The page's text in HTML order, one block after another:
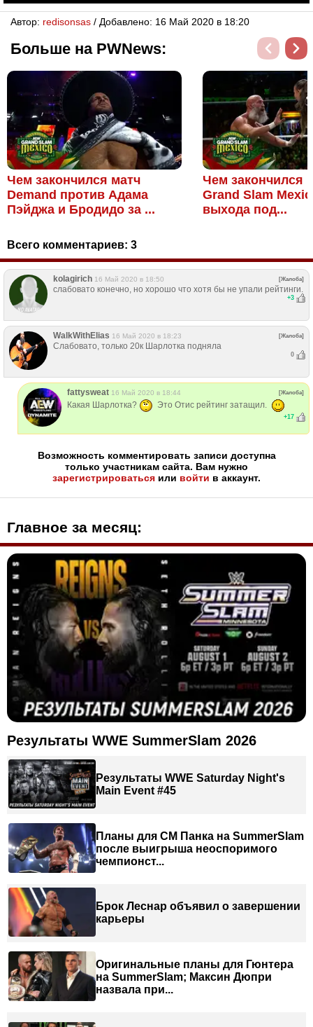
Автор: redisonsas / Добавлено: 16 Май 2020 в 18:20
Больше на PWNews:
Чем закончился матч
Demand против Адама
Пэйджа и Бродидо за ...
Чем закончился
Grand Slam
выхода под...
Всего комментариев: 3
kolagirich 16 Май 2020 в 18:50 [Жалоба]
слабовато конечно, но хорошо что хотя бы не упали рейтинги.
+3
WalkWithElias 16 Май 2020 в 18:23 [Жалоба]
Слабовато, только 20к Шарлотка подняла
0
fattysweat 16 Май 2020 в 18:44 [Жалоба]
Какая Шарлотка? Это Отис рейтинг затащил.
+17
Возможность комментировать записи доступна
только участникам сайта. Вам нужно
зарегистрироваться или войти в аккаунт.
Главное за месяц:
Результаты WWE SummerSlam 2026
Результаты WWE Saturday Night's
Main Event #45
Планы для СМ Панка на SummerSlam
после выигрыша неоспоримого
чемпионст...
Брок Леснар объявил о завершении
карьеры
Оригинальные планы для Гюнтера
на SummerSlam; Максин Дюпри
назвала при...